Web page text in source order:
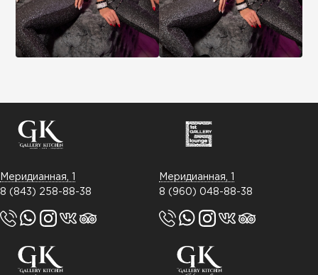
Меридианная, 1
8 (843) 258-88-38
Меридианная, 1
8 (960) 048-88-38